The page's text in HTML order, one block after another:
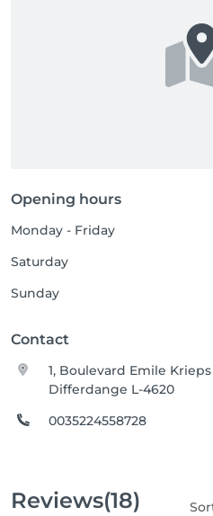
Opening hours
Monday - Friday
Saturday
Sunday
Contact
1, Boulevard Emile Krieps
Differdange L-4620
0035224558728
Reviews(18)